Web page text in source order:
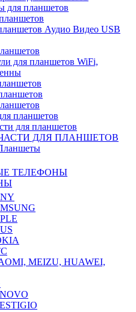
для планшетов
Аудио Видео USB
для планшетов WiFi,
планшетов
для планшетов
ДЛЯ ПЛАНШЕТОВ
ТЕЛЕФОНЫ
MEIZU, HUAWEI,